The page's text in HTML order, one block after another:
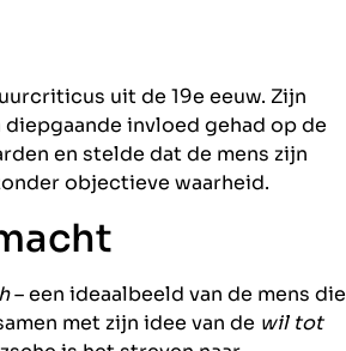
uit de 19e eeuw. Zijn
invloed gehad op de
en stelde dat de mens zijn
objectieve waarheid.
– een ideaalbeeld van de mens die
met zijn idee van de wil tot